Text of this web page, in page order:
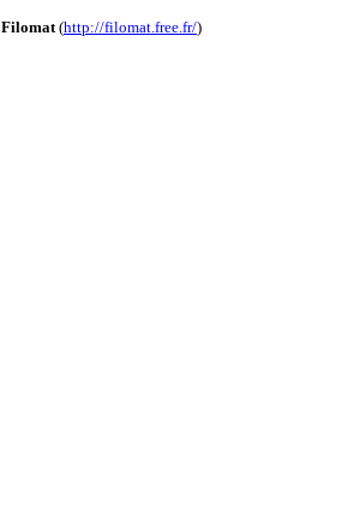
Filomat(http://filomat.free.fr/)